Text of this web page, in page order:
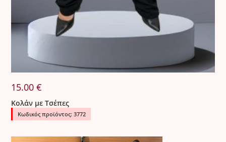
15.00€
Κολάν με Τσέπες
Κωδικός προϊόντος: 3772